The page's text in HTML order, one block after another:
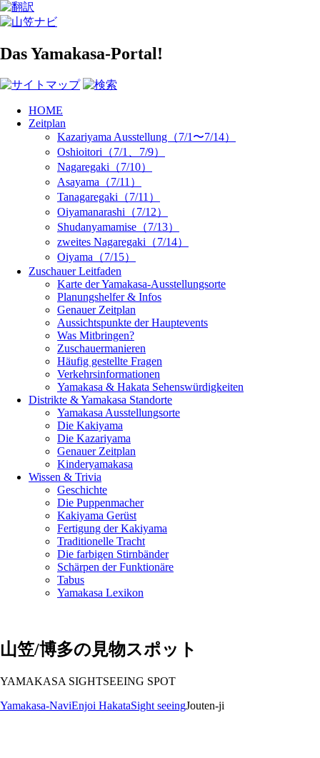
Das Yamakasa-Portal!
HOME
Zeitplan
Kazariyama Ausstellung（7/1〜7/14）
Oshioitori（7/1、7/9）
Nagaregaki（7/10）
Asayama（7/11）
Tanagaregaki（7/11）
Oiyamanarashi（7/12）
Shudanyamamise（7/13）
zweites Nagaregaki（7/14）
Oiyama（7/15）
Zuschauer Leitfaden
Karte der Yamakasa-Ausstellungsorte
Planungshelfer & Infos
Genauer Zeitplan
Aussichtspunkte der Hauptevents
Was Mitbringen?
Zuschauermanieren
Häufig gestellte Fragen
Verkehrsinformationen
Yamakasa & Hakata Sehenswürdigkeiten
Distrikte & Yamakasa Standorte
Yamakasa Ausstellungsorte
Die Kakiyama
Die Kazariyama
Genauer Zeitplan
Kinderyamakasa
Wissen & Trivia
Geschichte
Die Puppenmacher
Kakiyama Gerüst
Fertigung der Kakiyama
Traditionelle Tracht
Die farbigen Stirnbänder
Schärpen der Funktionäre
Tabus
Yamakasa Lexikon
山笠/博多の見物スポット
YAMAKASA SIGHTSEEING SPOT
Yamakasa-NaviEnjoi HakataSight seeingJouten-ji